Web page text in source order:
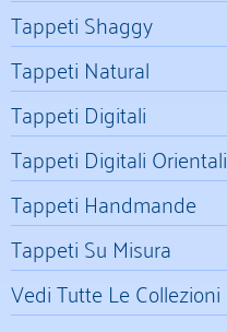
Tappeti Shaggy
Tappeti Natural
Tappeti Digitali
Tappeti Digitali Orientali
Tappeti Handmande
Tappeti Su Misura
Vedi Tutte Le Collezioni